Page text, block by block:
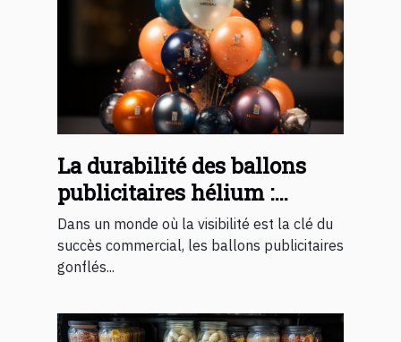
La durabilité des ballons
publicitaires hélium :
matériaux et durée de vie.
Dans un monde où la visibilité est la clé du
succès commercial, les ballons publicitaires
gonflés...